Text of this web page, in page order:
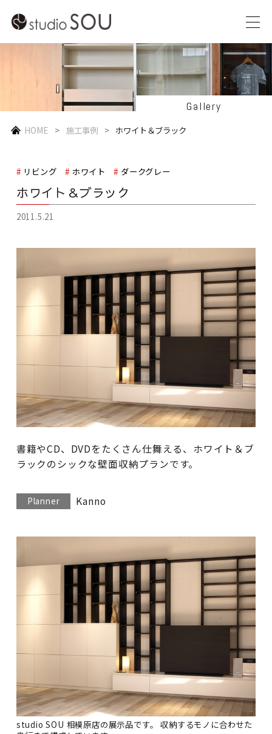
Gallery
HOME 施工事例 ホワイト＆ブラック
リビング ホワイト ダークグレー
ホワイト＆ブラック
2011.5.21
書籍やCD、DVDをたくさん仕舞える、ホワイト＆ブ
ラックのシックな壁面収納プランです。
Planner Kanno
studio SOU 相模原店の展示品です。 収納するモノに合わせた